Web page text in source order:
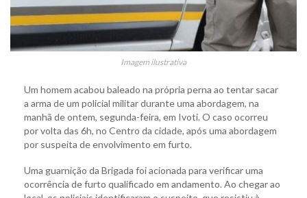
Imagem ilustrativa
Um homem acabou baleado na própria perna ao tentar sacar
a arma de um policial militar durante uma abordagem, na
manhã de ontem, segunda-feira, em Ivoti. O caso ocorreu
por volta das 6h, no Centro da cidade, após uma abordagem
por suspeita de envolvimento em furto.
Uma guarnição da Brigada foi acionada para verificar uma
ocorrência de furto qualificado em andamento. Ao chegar ao